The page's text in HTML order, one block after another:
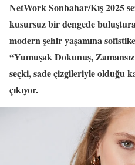
NetWork Sonbahar/Kış 2025
kusursuz bir dengede
modern şehir yaşamına
“Yumuşak Dokunuş,
seçki, sade çizgileriyle olduğu
çıkıyor.